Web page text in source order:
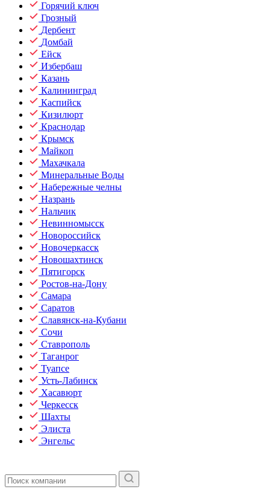
Горячий ключ
Грозный
Дербент
Домбай
Ейск
Избербаш
Казань
Калининград
Каспийск
Кизилюрт
Краснодар
Крымск
Майкоп
Махачкала
Минеральные Воды
Набережные челны
Назрань
Нальчик
Невинномысск
Новороссийск
Новочеркасск
Новошахтинск
Пятигорск
Ростов-на-Дону
Самара
Саратов
Славянск-на-Кубани
Сочи
Ставрополь
Таганрог
Туапсе
Усть-Лабинск
Хасавюрт
Черкесск
Шахты
Элиста
Энгельс